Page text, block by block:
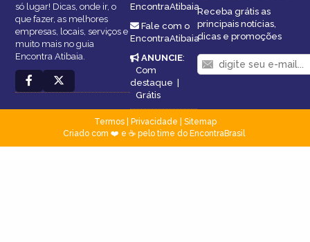
só lugar! Dicas, onde ir, o
que fazer, as melhores
empresas, locais, serviços e
muito mais no guia
Encontra Atibaia.
EncontraAtibaia
Fale com o
EncontraAtibaia
ANUNCIE:
Com
destaque |
Grátis
Receba grátis as
principais notícias,
dicas e promoções
Termos| Privacidade
Sitemap
Criado com ❤️ e ☕ pelo time do EncontraBrasil